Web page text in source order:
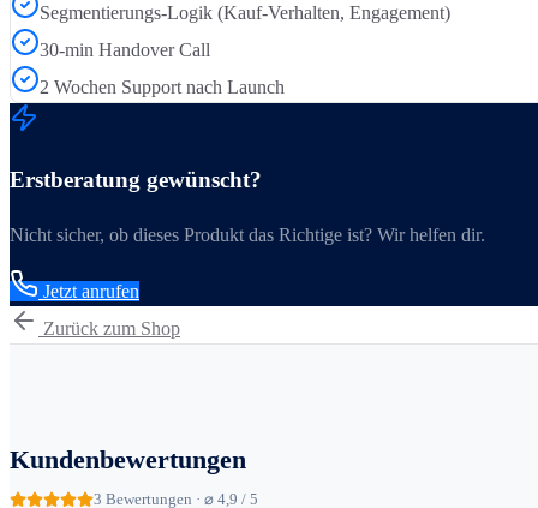
Segmentierungs-Logik (Kauf-Verhalten, Engagement)
30-min Handover Call
2 Wochen Support nach Launch
Erstberatung gewünscht?
Nicht sicher, ob dieses Produkt das Richtige ist? Wir helfen dir.
Jetzt anrufen
Zurück zum Shop
Kundenbewertungen
3 Bewertungen · ⌀ 4,9 / 5